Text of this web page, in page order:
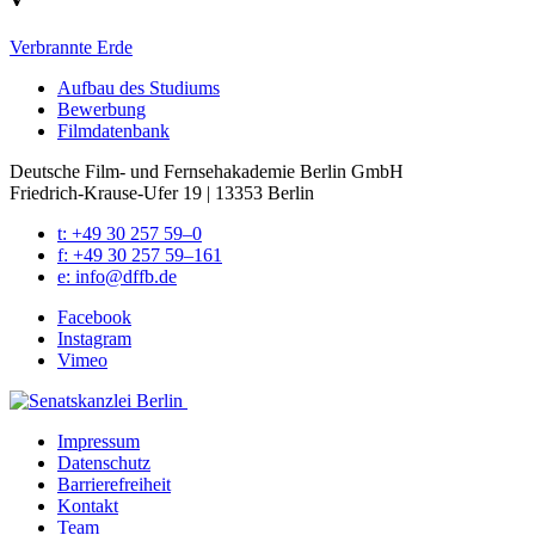
Verbrannte Erde
Auf­bau des Stu­di­ums
Bewer­bung
Film­da­ten­bank
Deutsche Film- und Fernseh­akademie Berlin GmbH
Friedrich-Krause-Ufer 19 | 13353 Berlin
t: +49 30 257 59–0
f: +49 30 257 59–161
e: info@​dffb.​de
Face­book
Insta­gram
Vimeo
Impres­sum
Daten­schutz
Bar­rie­re­frei­heit
Kon­takt
Team